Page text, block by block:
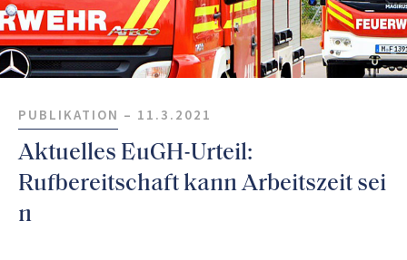
PUBLIKATION – 11.3.2021
Aktuelles EuGH-Urteil:
Rufbereitschaft kann Arbeitszeit sei
n